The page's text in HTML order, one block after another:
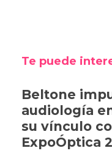
Te puede
Beltone
audiología
su vínculo
ExpoÓptica